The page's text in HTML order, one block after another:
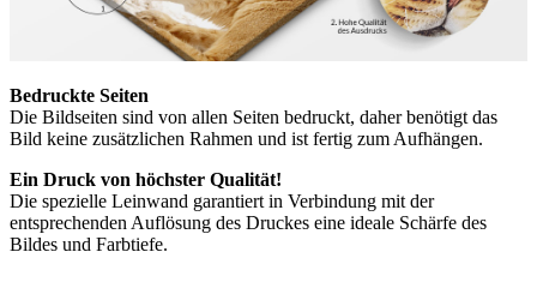
Bedruckte Seiten
Die Bildseiten sind von allen Seiten bedruckt, daher benötigt das
Bild keine zusätzlichen Rahmen und ist fertig zum Aufhängen.
Ein Druck von höchster Qualität!
Die spezielle Leinwand garantiert in Verbindung mit der
entsprechenden Auflösung des Druckes eine ideale Schärfe des
Bildes und Farbtiefe.